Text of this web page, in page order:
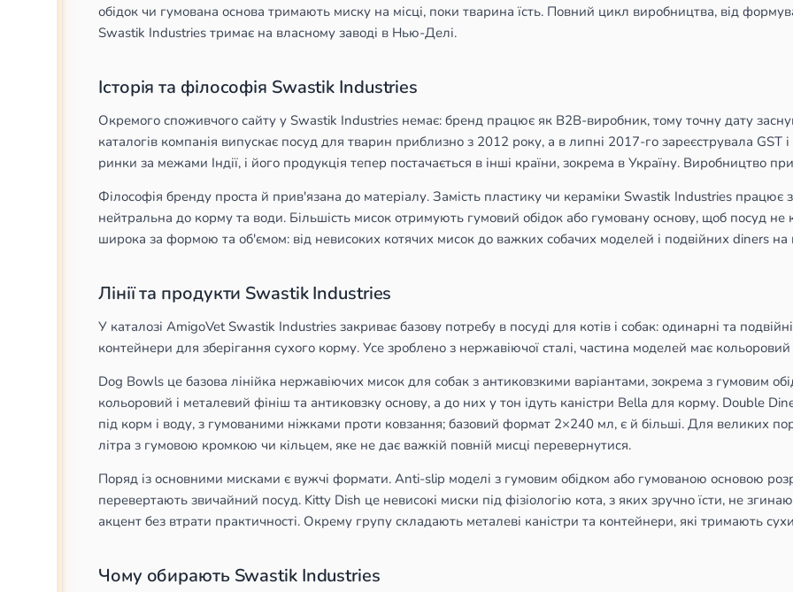
обідок чи гумована основа тримають миску на місці, поки тварина їсть. Повний цикл виробництва, від
Swastik Industries тримає на власному заводі в Нью-Делі.
Історія та філософія Swastik Industries
Окремого споживчого сайту у Swastik Industries немає: бренд працює як B2B-виробник, тому точну дату
каталогів компанія випускає посуд для тварин приблизно з 2012 року, а в липні 2017-го зареєструвала
ринки за межами Індії, і його продукція тепер постачається в інші країни, зокрема в Україну. Виробництво
Філософія бренду проста й прив'язана до матеріалу. Замість пластику чи кераміки Swastik Industries працює
нейтральна до корму та води. Більшість мисок отримують гумовий обідок або гумовану основу, щоб посуд не
широка за формою та об'ємом: від невисоких котячих мисок до важких собачих моделей і подвійних diners на
Лінії та продукти Swastik Industries
У каталозі AmigoVet Swastik Industries закриває базову потребу в посуді для котів і собак: одинарні та
контейнери для зберігання сухого корму. Усе зроблено з нержавіючої сталі, частина моделей має
Dog Bowls це базова лінійка нержавіючих мисок для собак з антиковзкими варіантами, зокрема з гумовим
кольоровий і металевий фініш та антиковзку основу, а до них у тон ідуть каністри Bella для корму. Double
під корм і воду, з гумованими ніжками проти ковзання; базовий формат 2×240 мл, є й більші. Для великих
літра з гумовою кромкою чи кільцем, яке не дає важкій повній мисці перевернутися.
Поряд із основними мисками є вужчі формати. Anti-slip моделі з гумовим обідком або гумованою основою
перевертають звичайний посуд. Kitty Dish це невисокі миски під фізіологію кота, з яких зручно їсти, не
акцент без втрати практичності. Окрему групу складають металеві каністри та контейнери, які тримають
Чому обирають Swastik Industries